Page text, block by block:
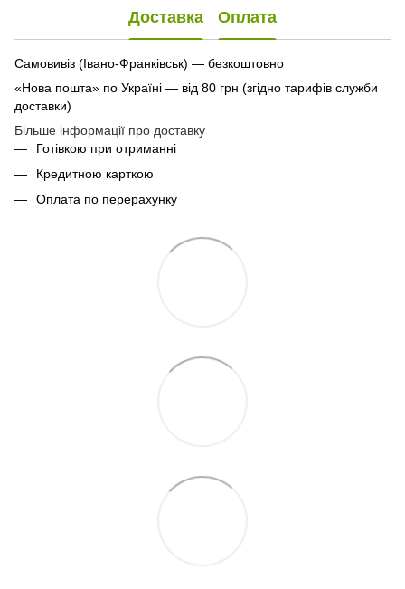
Доставка Оплата
Самовивіз (Івано-Франківськ) — безкоштовно
«Нова пошта» по Україні — від 80 грн (згідно тарифів служби
доставки)
Більше інформації про доставку
Готівкою при отриманні
Кредитною карткою
Оплата по перерахунку